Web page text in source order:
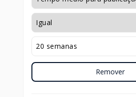
Remover